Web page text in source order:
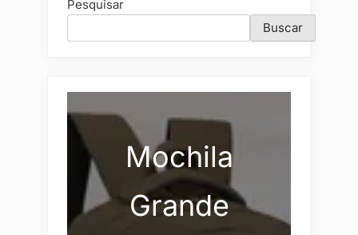
Pesquisar
Buscar
Mochila
Grande